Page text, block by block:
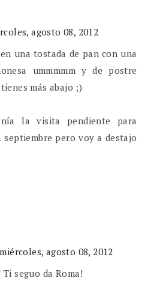
agosto 08, 2012
una tostada de pan con una
ummmmm y de postre
más abajo ;)
la visita pendiente para
septiembre pero voy a destajo
miércoles, agosto 08, 2012
seguo da Roma!